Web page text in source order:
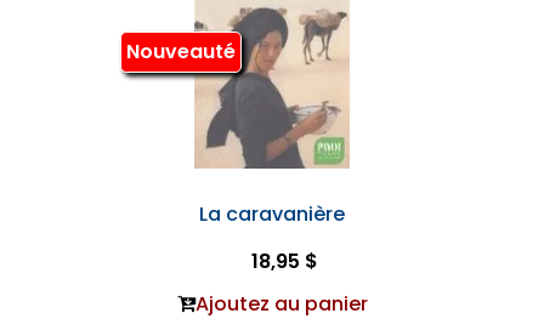
Nouveauté
La caravanière
18,95 $
Ajoutez au panier